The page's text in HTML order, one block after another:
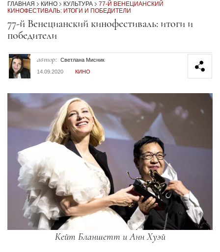
ГЛАВНАЯ КИНО КУЛЬТУРА
77-Й ВЕНЕЦИАНСКИЙ
КИНОФЕСТИВАЛЬ: ИТОГИ И ПОБЕДИТЕЛИ
Секция статей
77-й Венецианский кинофестиваль: итоги и
победители
автор: Светлана Мисник
14.09.2020
КИНО
Кейт Бланшетт и Анн Хуэй